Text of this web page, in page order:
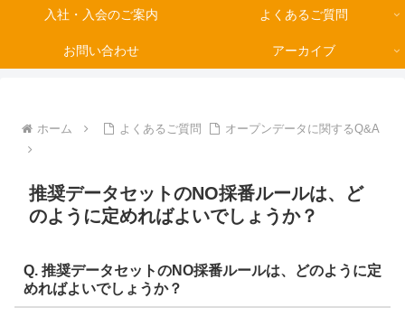
入社・入会のご案内 よくあるご質問
お問い合わせ アーカイブ
ホーム よくあるご質問 オープンデータに関するQ&A
推奨データセットのNO採番ルールは、ど
のように定めればよいでしょうか？
Q. 推奨データセットのNO採番ルールは、どのように定
めればよいでしょうか？